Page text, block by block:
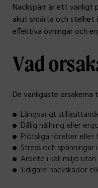
Nackspärr är ett vanligt
akut smärta och stelhet
effektiva övningar och
Vad
De vanligaste orsakerna
Långvarigt
Dålig hållning eller
Plötsliga rörelser eller
Stress och
Arbete i kall miljö
Tidigare nackskador